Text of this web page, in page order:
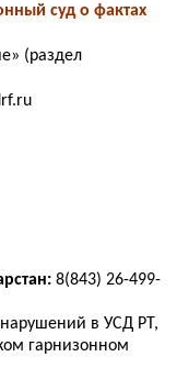
суд о фактах
(раздел
8(843) 26-499-
в УСД РТ,
гарнизонном